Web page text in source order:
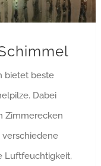
bietet beste
Dabei
Zimmerecken
verschiedene
Luftfeuchtigkeit,